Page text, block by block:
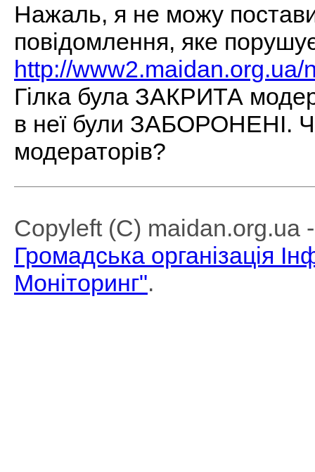
Нажаль, я не можу
повідомлення, яке
http://www2.maidan.org.ua/
Гілка була ЗАКРИТА
в неї були ЗАБОРОНЕНІ.
модераторів?
Copyleft (C) maidan.org.ua
Громадська організація
Моніторинг".